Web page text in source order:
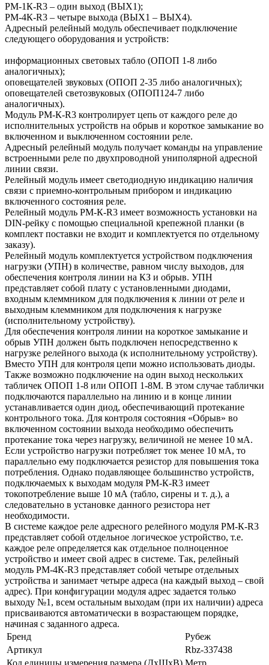
РМ-1К-R3 – один выход (ВЫХ1);
РМ-4К-R3 – четыре выхода (ВЫХ1 – ВЫХ4).
Адресный релейный модуль обеспечивает подключение
следующего оборудования и устройств:
информационных световых табло (ОПОП 1-8 либо
аналогичных);
оповещателей звуковых (ОПОП 2-35 либо аналогичных);
оповещателей светозвуковых (ОПОП124-7 либо
аналогичных).
Модуль РМ-К-R3 контролирует цепь от каждого реле до
исполнительных устройств на обрыв и короткое замыкание во
включенном и выключенном состоянии реле.
Адресный релейный модуль получает команды на управление
встроенными реле по двухпроводной униполярной адресной
линии связи.
Релейный модуль имеет светодиодную индикацию наличия
связи с приемно-контрольным прибором и индикацию
включенного состояния реле.
Релейный модуль РМ-К-R3 имеет возможность установки на
DIN-рейку с помощью специальной крепежной планки (в
комплект поставки не входит и комплектуется по отдельному
заказу).
Релейный модуль комплектуется устройством подключения
нагрузки (УПН) в количестве, равном числу выходов, для
обеспечения контроля линии на КЗ и обрыв. УПН
представляет собой плату с установленными диодами,
входным клеммником для подключения к линии от реле и
выходным клеммником для подключения к нагрузке
(исполнительному устройству).
Для обеспечения контроля линии на короткое замыкание и
обрыв УПН должен быть подключен непосредственно к
нагрузке релейного выхода (к исполнительному устройству).
Вместо УПН для контроля цепи можно использовать диоды.
Также возможно подключение на один выход нескольких
табличек ОПОП 1-8 или ОПОП 1-8М. В этом случае таблички
подключаются параллельно на линию и в конце линии
устанавливается один диод, обеспечивающий протекание
контрольного тока. Для контроля состояния «Обрыв» во
включенном состоянии выхода необходимо обеспечить
протекание тока через нагрузку, величиной не менее 10 мА.
Если устройство нагрузки потребляет ток менее 10 мА, то
параллельно ему подключается резистор для повышения тока
потребления. Однако подавляющее большинство устройств,
подключаемых к выходам модуля РМ-К-R3 имеет
токопотребление выше 10 мА (табло, сирены и т. д.), а
следовательно в установке данного резистора нет
необходимости.
В системе каждое реле адресного релейного модуля РМ-К-R3
представляет собой отдельное логическое устройство, т.е.
каждое реле определяется как отдельное полноценное
устройство и имеет свой адрес в системе. Так, релейный
модуль РМ-4К-R3 представляет собой четыре отдельных
устройства и занимает четыре адреса (на каждый выход – свой
адрес). При конфигурации модуля адрес задается только
выходу №1, всем остальным выходам (при их наличии) адреса
присваиваются автоматически в возрастающем порядке,
начиная с заданного адреса.
Бренд
Рубеж
Артикул
Rbz-337438
Код единицы измерения размера (ДхШхВ) Метр